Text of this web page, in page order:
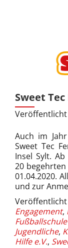
Sweet
Auch im
Sweet Tec
Insel Sylt.
20
01.04.2020.
und zur
Engagement,
Jugendliche,
Hilfe e.V.,